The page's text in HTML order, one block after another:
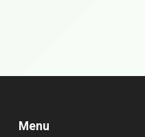
Menu